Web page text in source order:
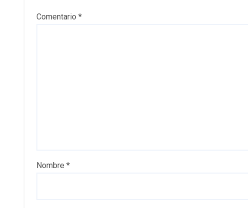
Comentario *
Nombre *